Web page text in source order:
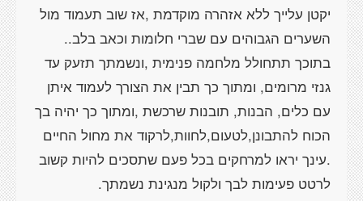
יקטן עלייך ללא אזהרה מוקדמת ,אז שוב תעמוד מול
השערים הגבוהים עם שברי חלומות וכאב בלב..
בתוכך תתחולל מלחמה פנימית ,ונשמתך תזעק עד
גנזי מרומים, ומתוך כך תבין את הצורך לעמוד איתן
עם כלים, הבנות, תובנות שרכשת ,ומתוך כך יהיה בך
הכוח להתבונן,לטעום,לחוות,לרקוד את מחול החיים
.עינך יראו למרחקים בכל פעם שתסכים להיות קשוב
לרטט פעימות לבך ולקול מנגינת נשמתך.